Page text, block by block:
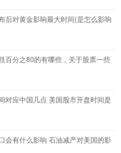
后对黄金影响最大时间(是怎么影响
百分之80的有哪些，关于股票一些
对应中国几点 美国股市开盘时间是
会有什么影响 石油减产对美国的影